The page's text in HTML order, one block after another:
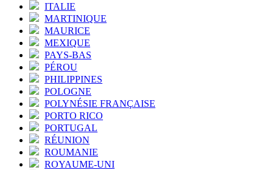
ITALIE
MARTINIQUE
MAURICE
MEXIQUE
PAYS-BAS
PÉROU
PHILIPPINES
POLOGNE
POLYNÉSIE FRANÇAISE
PORTO RICO
PORTUGAL
RÉUNION
ROUMANIE
ROYAUME-UNI